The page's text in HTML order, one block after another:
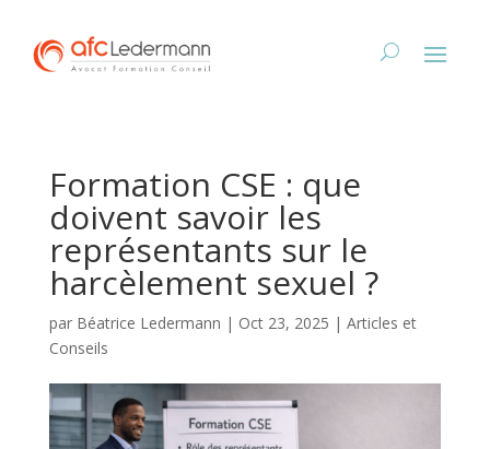
Formation CSE : que
doivent savoir les
représentants sur le
harcèlement sexuel ?
par Béatrice Ledermann | Oct 23, 2025 | Articles et
Conseils